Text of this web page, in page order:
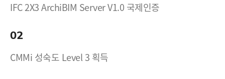
IFC 2X3 ArchiBIM Server V1.0 국제인증
02
CMMi 성숙도 Level 3 획득